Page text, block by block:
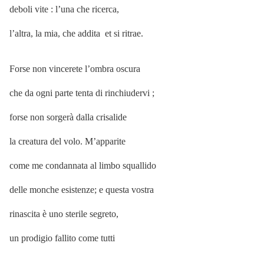
deboli vite : l’una che ricerca,
l’altra, la mia, che addita et si ritrae.
Forse non vincerete l’ombra oscura
che da ogni parte tenta di rinchiudervi ;
forse non sorgerà dalla crisalide
la creatura del volo. M’apparite
come me condannata al limbo squallido
delle monche esistenze; e questa vostra
rinascita è uno sterile segreto,
un prodigio fallito come tutti